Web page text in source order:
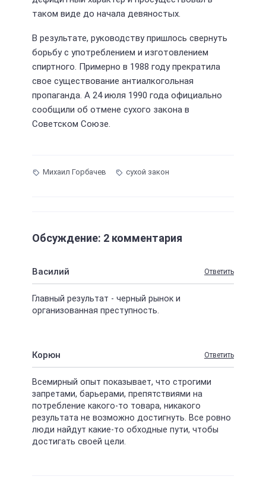
таком виде до начала девяностых.
В результате, руководству пришлось свернуть
борьбу с употреблением и изготовлением
спиртного. Примерно в 1988 году прекратила
свое существование антиалкогольная
пропаганда. А 24 июля 1990 года официально
сообщили об отмене сухого закона в
Советском Союзе.
Михаил Горбачев сухой закон
Обсуждение: 2 комментария
Василий Ответить
Главный результат - черный рынок и
организованная преступность.
Корюн Ответить
Всемирный опыт показывает, что строгими
запретами, барьерами, препятствиями на
потребление какого-то товара, никакого
результата не возможно достигнуть. Все ровно
люди найдут какие-то обходные пути, чтобы
достигать своей цели.